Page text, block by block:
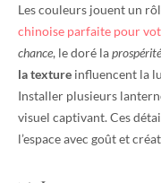
Les couleurs jouent un
chinoise parfaite pour
chance, le doré laprospérité
la texture influencent la
Installer plusieurs
visuel captivant. Ces
l’espace avec goût et